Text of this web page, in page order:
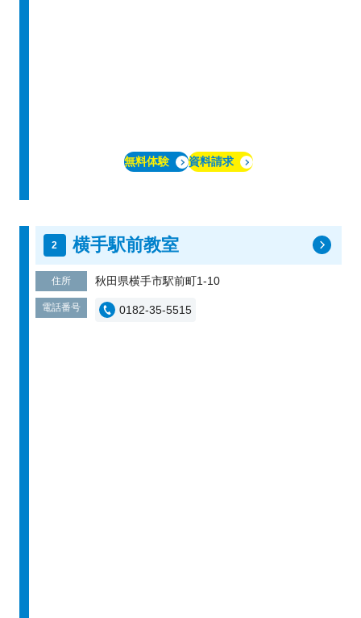
無料体験 資料請求
横手駅前教室
住所 秋田県横手市駅前町1-10
電話番号 0182-35-5515